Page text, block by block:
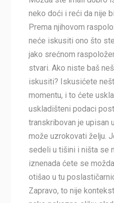
neko doći i reći da nije
Prema njihovom
neće iskusiti ono što
jako srećnom
stvari. Ako niste baš
iskusiti? Iskusićete
momentu, i to ćete
uskladišteni podaci
transkribovan je upisan
može uzrokovati želju.
sedeli u tišini i ništa se
iznenada ćete se
otišao u tu
Zapravo, to nije